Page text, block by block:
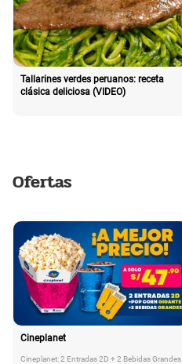
Tallarines verdes peruanos: receta
clásica deliciosa (VIDEO)
Ofertas
Cineplanet
Cineplanet: 2 Entradas 2D + 2 Bebidas Grandes